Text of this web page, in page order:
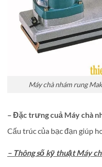
Máy chà nhám rung
– Đặc trưng cuả Máy chà
Cấu trúc của bạc đạn giúp
– Thông số kỹ thuật Máy